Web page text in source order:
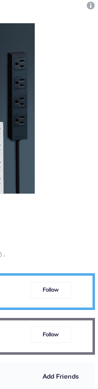
Follow
Follow
Add Friends